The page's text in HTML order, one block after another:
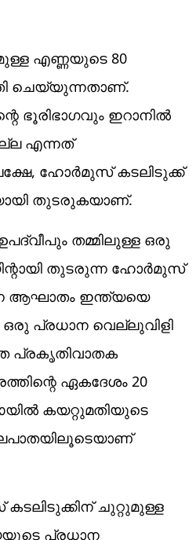
എണ്ണയുടെ 80
ചെയ്യുന്നതാണ്.
ഭൂരിഭാഗവും ഇറാനിൽ
എന്നത്
ഹോർമുസ് കടലിടുക്ക്
തുടരുകയാണ്.
തമ്മിലുള്ള ഒരു
തുടരുന്ന ഹോർമുസ്
ആഘാതം ഇന്ത്യയെ
ഒരു പ്രധാന വെല്ലുവിളി
പ്രകൃതിവാതക
ഏകദേശം 20
കയറ്റുമതിയുടെ
ചുറ്റുമുള്ള
പ്രധാന